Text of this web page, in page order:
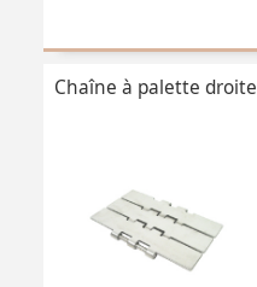
Chaîne à palette droite